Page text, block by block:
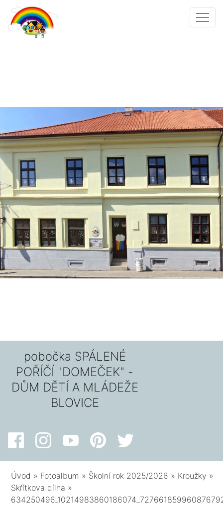
pobočka SPÁLENÉ
POŘÍČÍ "DOMEČEK" -
DŮM DĚTÍ A MLÁDEŽE
BLOVICE
Úvod » Fotoalbum » Školní rok 2025/2026 » Kroužky »
Skřítkova dílna »